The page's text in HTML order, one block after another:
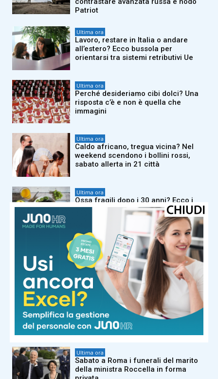
Patriot
Ultima ora
Lavoro, restare in Italia o andare
all’estero? Ecco bussola per
orientarsi tra sistemi retributivi Ue
Ultima ora
Perché desideriamo cibi dolci? Una
risposta c’è e non è quella che
immagini
Ultima ora
Caldo africano, tregua vicina? Nel
weekend scendono i bollini rossi,
sabato allerta in 21 città
Ultima ora
Ossa fragili dopo i 30 anni? Ecco i
cibi che possono fare davvero la
Ultima ora
Nuovi virus creati con l’intelligenza
artificiale: “E’ una svolta per produrre
farmaci e terapie”
Ultima ora
SuperEnalotto, numeri combinazione
vincente oggi 6 agosto
Ultima ora
Sabato a Roma i funerali del marito
della ministra Roccella in forma